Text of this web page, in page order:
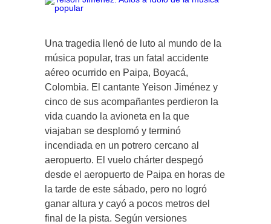
Una tragedia llenó de luto al mundo de la
música popular, tras un fatal accidente
aéreo ocurrido en Paipa, Boyacá,
Colombia. El cantante Yeison Jiménez y
cinco de sus acompañantes perdieron la
vida cuando la avioneta en la que
viajaban se desplomó y terminó
incendiada en un potrero cercano al
aeropuerto. El vuelo chárter despegó
desde el aeropuerto de Paipa en horas de
la tarde de este sábado, pero no logró
ganar altura y cayó a pocos metros del
final de la pista. Según versiones